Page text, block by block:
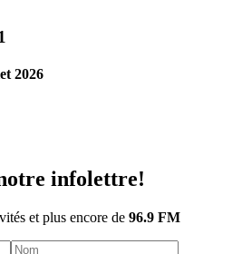
2026
infolettre!
et plus encore de 96.9 FM